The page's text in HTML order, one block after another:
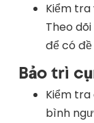
Kiểm
Theo
để có
Bảo trì
Kiểm
bình